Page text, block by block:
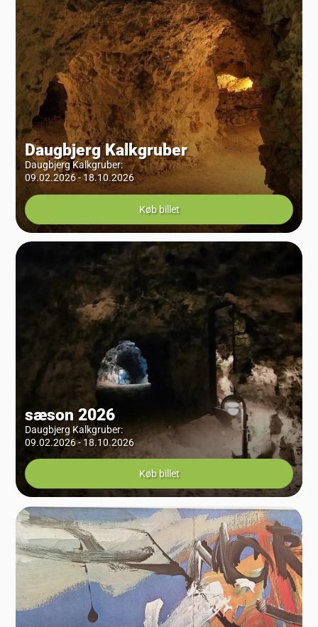
Daugbjerg Kalkgruber
Daugbjerg Kalkgruber:
09.02.2026 - 18.10.2026
Køb billet
sæson 2026
Daugbjerg Kalkgruber:
09.02.2026 - 18.10.2026
Køb billet